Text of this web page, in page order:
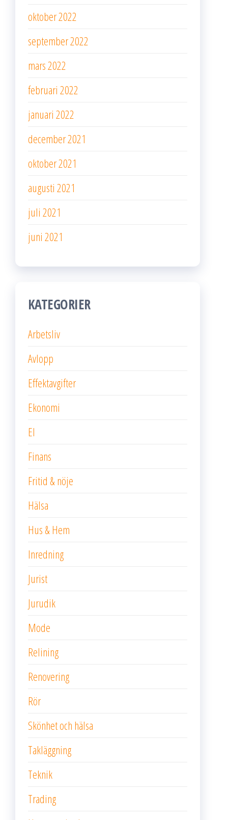
oktober 2022
september 2022
mars 2022
februari 2022
januari 2022
december 2021
oktober 2021
augusti 2021
juli 2021
juni 2021
KATEGORIER
Arbetsliv
Avlopp
Effektavgifter
Ekonomi
El
Finans
Fritid & nöje
Hälsa
Hus & Hem
Inredning
Jurist
Jurudik
Mode
Relining
Renovering
Rör
Skönhet och hälsa
Takläggning
Teknik
Trading